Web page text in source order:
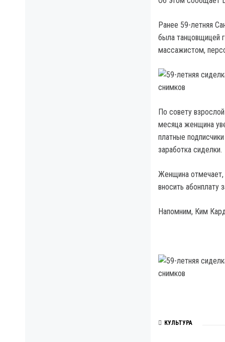
Ранее 59-летняя
была танцовщицей
массажистом,
По совету
месяца женщина
платные
заработка сиделки.
Женщина отмечает,
вносить абонплату
Напомним, Ким
КУЛЬТУРА